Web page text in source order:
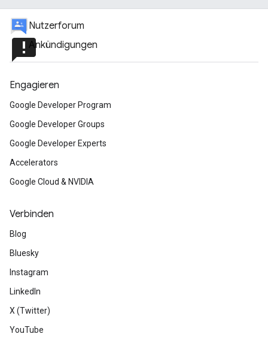
Nutzerforum
announcementAnkündigungen
Engagieren
Google Developer Program
Google Developer Groups
Google Developer Experts
Accelerators
Google Cloud & NVIDIA
Verbinden
Blog
Bluesky
Instagram
LinkedIn
X (Twitter)
YouTube